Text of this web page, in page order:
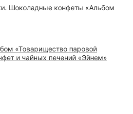
Шоколадные конфеты «Альбом
«Товарищество паровой
и чайных печений «Эйнем»